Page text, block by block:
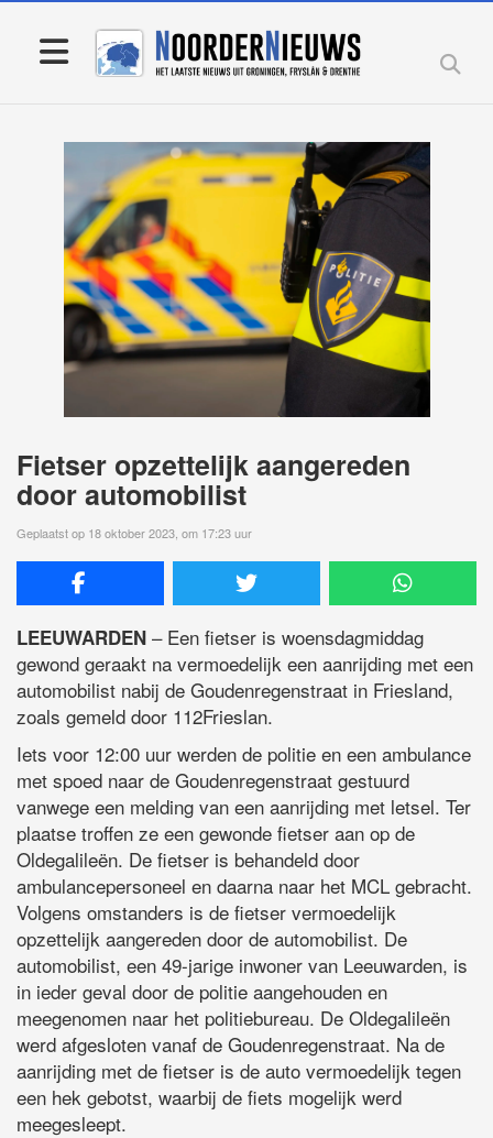
Fietser opzettelijk aangereden
door automobilist
Geplaatst op 18 oktober 2023, om 17:23 uur
LEEUWARDEN – Een fietser is woensdagmiddag
gewond geraakt na vermoedelijk een aanrijding met een
automobilist nabij de Goudenregenstraat in Friesland,
zoals gemeld door 112Frieslan.
Iets voor 12:00 uur werden de politie en een ambulance
met spoed naar de Goudenregenstraat gestuurd
vanwege een melding van een aanrijding met letsel. Ter
plaatse troffen ze een gewonde fietser aan op de
Oldegalileën. De fietser is behandeld door
ambulancepersoneel en daarna naar het MCL gebracht.
Volgens omstanders is de fietser vermoedelijk
opzettelijk aangereden door de automobilist. De
automobilist, een 49-jarige inwoner van Leeuwarden, is
in ieder geval door de politie aangehouden en
meegenomen naar het politiebureau. De Oldegalileën
werd afgesloten vanaf de Goudenregenstraat. Na de
aanrijding met de fietser is de auto vermoedelijk tegen
een hek gebotst, waarbij de fiets mogelijk werd
meegesleept.